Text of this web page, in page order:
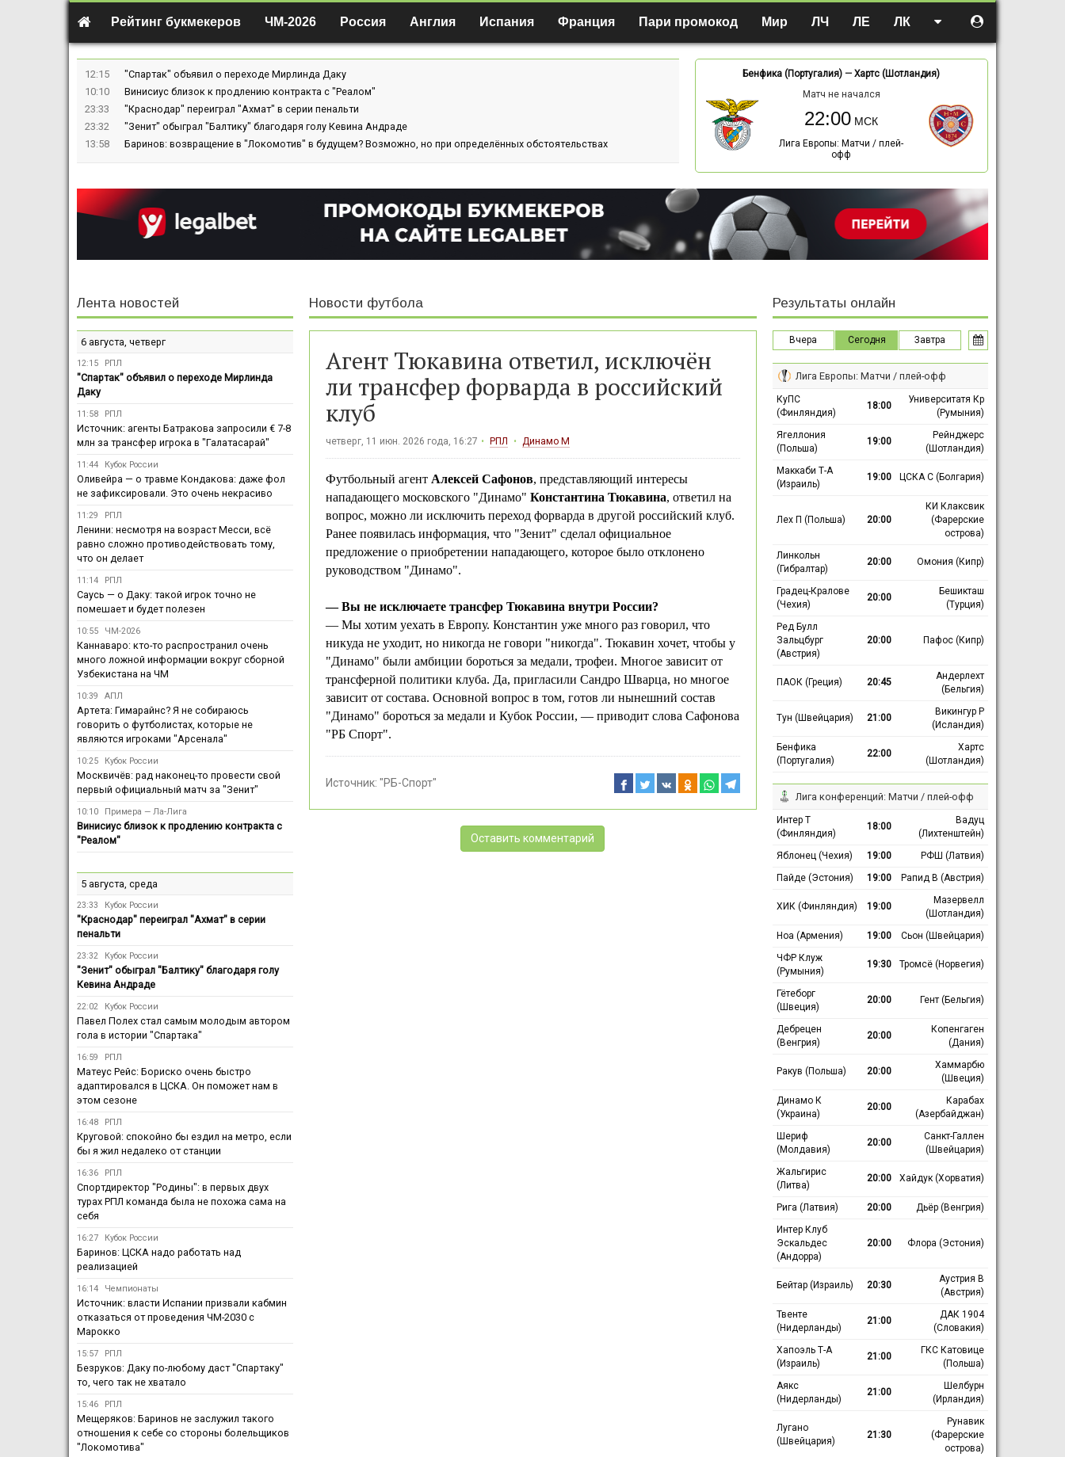
Рейтинг букмекеров ЧМ-2026 Россия Англия Испания Франция Пари промокод Мир ЛЧ ЛЕ ЛК
12:15
"Спартак" объявил о переходе Мирлинда Даку
10:10
Винисиус близок к продлению контракта с "Реалом"
23:33
"Краснодар" переиграл "Ахмат" в серии пенальти
23:32
"Зенит" обыграл "Балтику" благодаря голу Кевина Андраде
13:58
Баринов: возвращение в "Локомотив" в будущем? Возможно, но при определённых обстоятельствах
Бенфика (Португалия) —Хартс (Шотландия)
Матч не начался
22:00
Лига Европы: Матчи / плей-
офф
Новости футбола
Агент Тюкавина ответил, исключён
ли трансфер форварда в российский
клуб
четверг, 11 июн. 2026 года, 16:27 РПЛ Динамо М
Футбольный агент Алексей Сафонов, представляющий интересы
нападающего московского "Динамо" Константина Тюкавина, ответил на
вопрос, можно ли исключить переход форварда в другой российский клуб.
Ранее появилась информация, что "Зенит" сделал официальное
предложение о приобретении нападающего, которое было отклонено
руководством "Динамо".
— Вы не исключаете трансфер Тюкавина внутри России?
— Мы хотим уехать в Европу. Константин уже много раз говорил, что
никуда не уходит, но никогда не говори "никогда". Тюкавин хочет, чтобы у
"Динамо" были амбиции бороться за медали, трофеи. Многое зависит от
трансферной политики клуба. Да, пригласили Сандро Шварца, но многое
зависит от состава. Основной вопрос в том, готов ли нынешний состав
"Динамо" бороться за медали и Кубок России, — приводит слова Сафонова
"РБ Спорт".
Источник: "РБ-Спорт"
Оставить комментарий
Лента новостей
6 августа, четверг
12:15 РПЛ
"Спартак" объявил о переходе Мирлинда
Даку
11:58 РПЛ
Источник: агенты Батракова запросили € 7-8
млн за трансфер игрока в "Галатасарай"
11:44 Кубок России
Оливейра — о травме Кондакова: даже фол
не зафиксировали. Это очень некрасиво
11:29 РПЛ
Ленини: несмотря на возраст Месси, всё
равно сложно противодействовать тому,
что он делает
11:14 РПЛ
Саусь — о Даку: такой игрок точно не
помешает и будет полезен
10:55 ЧМ-2026
Каннаваро: кто-то распространил очень
много ложной информации вокруг сборной
Узбекистана на ЧМ
10:39 АПЛ
Артета: Гимарайнс? Я не собираюсь
говорить о футболистах, которые не
являются игроками "Арсенала"
10:25 Кубок России
Москвичёв: рад наконец-то провести свой
первый официальный матч за "Зенит"
10:10 Примера — Ла-Лига
Винисиус близок к продлению контракта с
"Реалом"
5 августа, среда
23:33 Кубок России
"Краснодар" переиграл "Ахмат" в серии
пенальти
23:32 Кубок России
"Зенит" обыграл "Балтику" благодаря голу
Кевина Андраде
22:02 Кубок России
Павел Полех стал самым молодым автором
гола в истории "Спартака"
16:59 РПЛ
Матеус Рейс: Бориско очень быстро
адаптировался в ЦСКА. Он поможет нам в
этом сезоне
16:48 РПЛ
Круговой: спокойно бы ездил на метро, если
бы я жил недалеко от станции
16:36 РПЛ
Спортдиректор "Родины": в первых двух
турах РПЛ команда была не похожа сама на
себя
16:27 Кубок России
Баринов: ЦСКА надо работать над
реализацией
16:14 Чемпионаты
Источник: власти Испании призвали кабмин
отказаться от проведения ЧМ-2030 с
Марокко
15:57 РПЛ
Безруков: Даку по-любому даст "Спартаку"
то, чего так не хватало
15:46 РПЛ
Мещеряков: Баринов не заслужил такого
отношения к себе со стороны болельщиков
"Локомотива"
Результаты онлайн
Вчера Сегодня Завтра
Лига Европы: Матчи / плей-офф
КуПС
(Финляндия)
18:00
Университатя Кр
(Румыния)
Ягеллония
(Польша)
19:00
Рейнджерс
(Шотландия)
Маккаби Т-А
(Израиль)
19:00 ЦСКА С (Болгария)
Лех П (Польша) 20:00
КИ Клаксвик
(Фарерские
острова)
Линкольн
(Гибралтар)
20:00 Омония (Кипр)
Градец-Кралове
(Чехия)
20:00
Бешикташ
(Турция)
Ред Булл
Зальцбург
(Австрия)
20:00 Пафос (Кипр)
ПАОК (Греция) 20:45
Андерлехт
(Бельгия)
Тун (Швейцария) 21:00
Викингур Р
(Исландия)
Бенфика
(Португалия)
22:00
Хартс
(Шотландия)
Лига конференций: Матчи / плей-офф
Интер Т
(Финляндия)
18:00
Вадуц
(Лихтенштейн)
Яблонец (Чехия)
19:00
РФШ (Латвия)
Пайде (Эстония)
19:00 Рапид В (Австрия)
ХИК (Финляндия) 19:00
Мазервелл
(Шотландия)
Ноа (Армения)
19:00
Сьон (Швейцария)
ЧФР Клуж
(Румыния)
19:30 Тромсё (Норвегия)
Гётеборг
(Швеция)
20:00 Гент (Бельгия)
Дебрецен
(Венгрия)
20:00
Копенгаген
(Дания)
Ракув (Польша) 20:00
Хаммарбю
(Швеция)
Динамо К
(Украина)
20:00
Карабах
(Азербайджан)
Шериф
(Молдавия)
20:00
Санкт-Галлен
(Швейцария)
Жальгирис
(Литва)
20:00 Хайдук (Хорватия)
Рига (Латвия) 20:00
Дьёр (Венгрия)
Интер Клуб
Эскальдес
(Андорра)
20:00 Флора (Эстония)
Бейтар (Израиль) 20:30
Аустрия В
(Австрия)
Твенте
(Нидерланды)
21:00
ДАК 1904
(Словакия)
Хапоэль Т-А
(Израиль)
21:00
ГКС Катовице
(Польша)
Аякс
(Нидерланды)
21:00
Шелбурн
(Ирландия)
Лугано
(Швейцария)
21:30
Рунавик
(Фарерские
острова)